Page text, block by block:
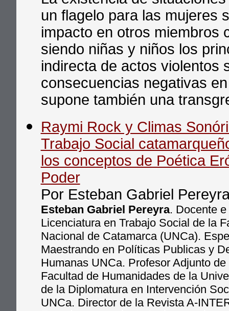
un flagelo para las mujeres
impacto en otros miembros
siendo niñas y niños los
indirecta de actos violentos
consecuencias negativas
supone también una
Raymi Rock y Climas
Trabajo Social
los conceptos de Poética
Poder
Por Esteban Gabriel
Esteban Gabriel Pereyra. Docente
Licenciatura en Trabajo Social de la
Nacional de Catamarca (UNCa).
Maestrando en Políticas Publicas y
Humanas UNCa. Profesor Adjunto
Facultad de Humanidades de la
de la Diplomatura en Intervención
UNCa. Director de la Revista A-